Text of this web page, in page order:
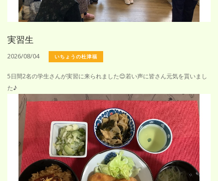
実習生
2026/08/04 いちょうの杜津福
5日間2名の学生さんが実習に来られました😊若い声に皆さん元気を貰いまし
た♪